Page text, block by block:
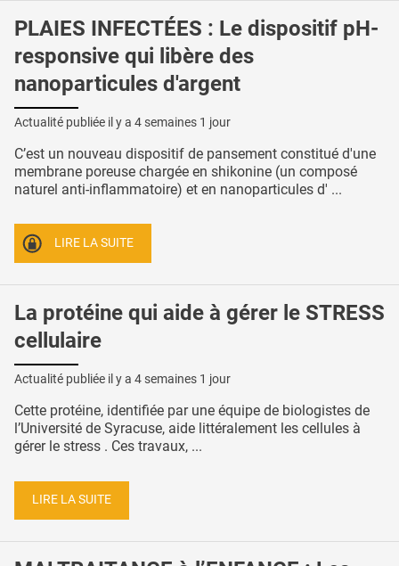
PLAIES INFECTÉES : Le dispositif pH-
responsive qui libère des
nanoparticules d'argent
Actualité publiée il y a 4 semaines 1 jour
C’est un nouveau dispositif de pansement constitué d'une
membrane poreuse chargée en shikonine (un composé
naturel anti-inflammatoire) et en nanoparticules d' ...
LIRE LA SUITE
La protéine qui aide à gérer le STRESS
cellulaire
Actualité publiée il y a 4 semaines 1 jour
Cette protéine, identifiée par une équipe de biologistes de
l’Université de Syracuse, aide littéralement les cellules à
gérer le stress . Ces travaux, ...
LIRE LA SUITE